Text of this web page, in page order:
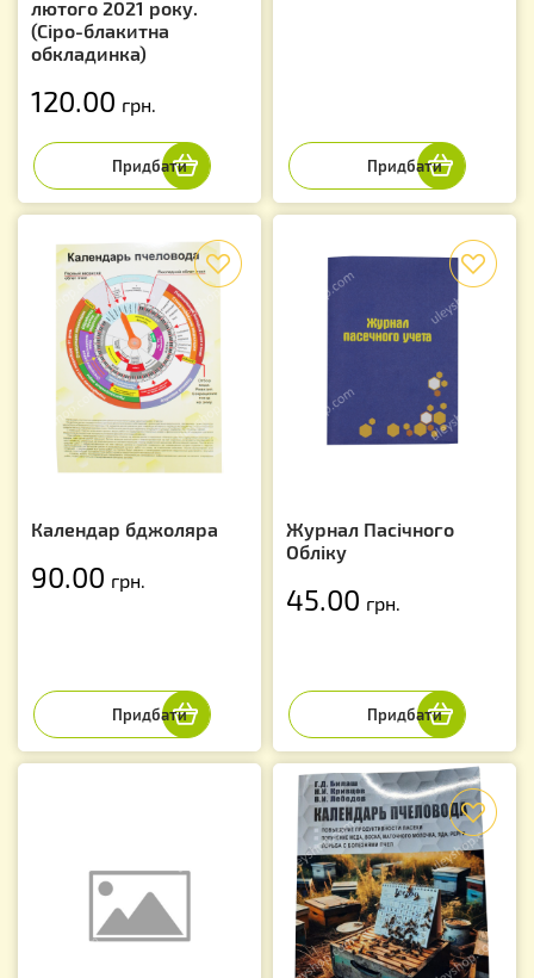
лютого 2021 року.
(Сіро-блакитна
обкладинка)
120.00 грн.
Календар бджоляра
90.00 грн.
Журнал Пасічного
Обліку
45.00 грн.